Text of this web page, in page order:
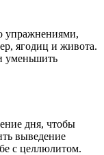
упражнениями,
ягодиц и живота.
уменьшить
дня, чтобы
выведение
с целлюлитом.